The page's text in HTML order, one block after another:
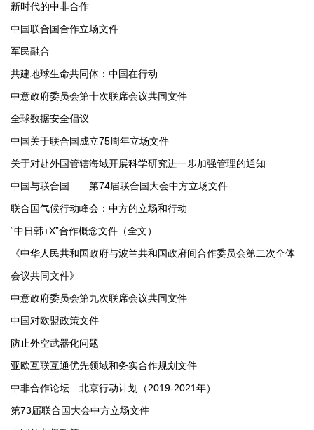
新时代的中非合作
中国联合国合作立场文件
军民融合
共建地球生命共同体：中国在行动
中意政府委员会第十次联席会议共同文件
全球数据安全倡议
中国关于联合国成立75周年立场文件
关于对赴外国管辖海域开展科学研究进一步加强管理的通知
中国与联合国——第74届联合国大会中方立场文件
联合国气候行动峰会：中方的立场和行动
“中日韩+X”合作概念文件（全文）
《中华人民共和国政府与波兰共和国政府间合作委员会第二次全体
会议共同文件》
中意政府委员会第九次联席会议共同文件
中国对欧盟政策文件
防止外空武器化问题
亚欧互联互通优先领域和务实合作规划文件
中非合作论坛—北京行动计划（2019-2021年）
第73届联合国大会中方立场文件